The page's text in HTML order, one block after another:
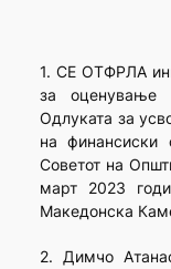
1. СЕ ОТФРЛА
за оценување
Одлуката за
на финансиски
Советот на
март 2023
Македонска
2. Димчо